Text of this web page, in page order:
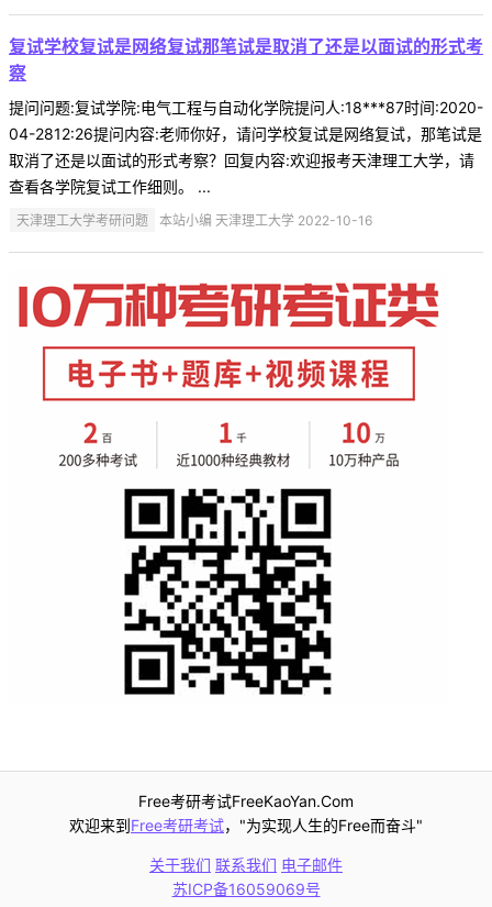
复试学校复试是网络复试那笔试是取消了还是以面试的形式考
察
提问问题:复试学院:电气工程与自动化学院提问人:18***87时间:2020-
04-2812:26提问内容:老师你好，请问学校复试是网络复试，那笔试是
取消了还是以面试的形式考察？回复内容:欢迎报考天津理工大学，请
查看各学院复试工作细则。 ...
天津理工大学考研问题 本站小编 天津理工大学 2022-10-16
Free考研考试FreeKaoYan.Com
欢迎来到Free考研考试，"为实现人生的Free而奋斗"
关于我们 联系我们 电子邮件
苏ICP备16059069号